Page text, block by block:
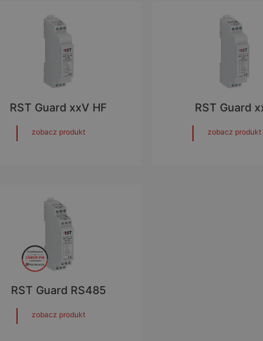
RST Guard xxV HF
zobacz produkt
RST Guard
zobacz produkt
RST Guard RS485
zobacz produkt